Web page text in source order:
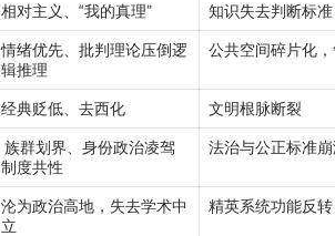
相对主义、“我的真理” 知识失去判断标准
情绪优先、批判理论压倒逻
辑推理
公共空间碎片化
经典贬低、去西化 文明根脉断裂
族群划界、身份政治凌驾
制度共性
法治与公正标准
沦为政治高地，失去学术中
立
精英系统功能反